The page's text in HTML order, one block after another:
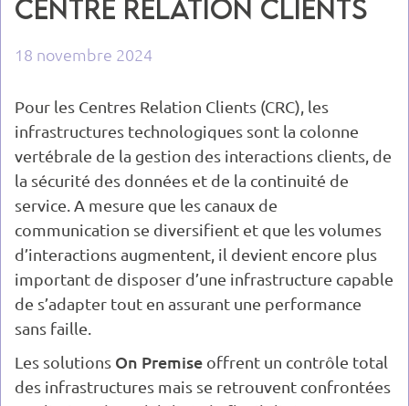
Centre Relation Clients
18 novembre 2024
Pour les Centres Relation Clients (CRC), les
infrastructures technologiques sont la colonne
vertébrale de la gestion des interactions clients, de
la sécurité des données et de la continuité de
service. A mesure que les canaux de
communication se diversifient et que les volumes
d’interactions augmentent, il devient encore plus
important de disposer d’une infrastructure capable
de s’adapter tout en assurant une performance
sans faille.
Les solutions On Premise offrent un contrôle total
des infrastructures mais se retrouvent confrontées